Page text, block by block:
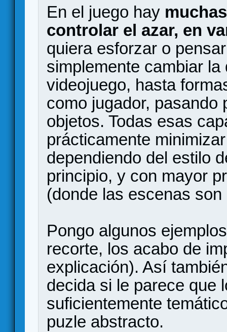
En el juego hay
controlar el azar, en
quiera esforzar o
simplemente cambiar
videojuego, hasta
como jugador, pasando
objetos. Todas esas
prácticamente
dependiendo del estilo
principio, y con mayor
(donde las escenas
Pongo algunos
recorte, los acabo de
explicación). Así
decida si le parece que
suficientemente
puzle abstracto.